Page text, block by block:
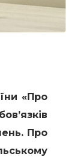
«Про
Про